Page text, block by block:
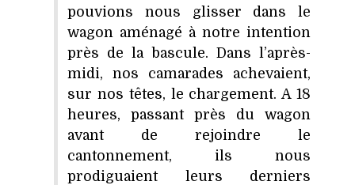
pouvions nous glisser dans le
wagon aménagé à notre intention
près de la bascule. Dans l’après-
midi, nos camarades achevaient,
sur nos têtes, le chargement. A 18
heures, passant près du wagon
avant de rejoindre le
cantonnement, ils nous
prodiguaient leurs derniers